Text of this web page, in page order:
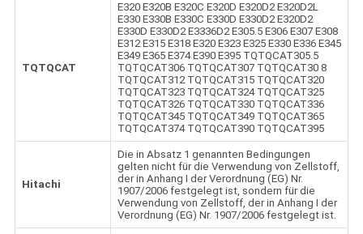
TQTQCAT
E320 E320B E320C E320D E320D2 E320D2L
E330 E330B E330C E330D E330D2 E320D2
E330D E330D2 E3336D2 E305.5 E306 E307 E308
E312 E315 E318 E320 E323 E325 E330 E336 E345
E349 E365 E374 E390 E395 TQTQCAT305.5
TQTQCAT306 TQTQCAT307 TQTQCAT30 8
TQTQCAT312 TQTQCAT315 TQTQCAT320
TQTQCAT323 TQTQCAT324 TQTQCAT325
TQTQCAT326 TQTQCAT330 TQTQCAT336
TQTQCAT345 TQTQCAT349 TQTQCAT365
TQTQCAT374 TQTQCAT390 TQTQCAT395
Hitachi
Die in Absatz 1 genannten Bedingungen
gelten nicht für die Verwendung von Zellstoff,
der in Anhang I der Verordnung (EG) Nr.
1907/2006 festgelegt ist, sondern für die
Verwendung von Zellstoff, der in Anhang I der
Verordnung (EG) Nr. 1907/2006 festgelegt ist.